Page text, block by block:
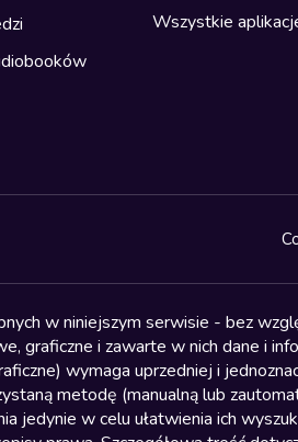
Wszystkie
w niniejszym serwisie - bez
graficzne i zawarte w nich dane i
wymaga uprzedniej i
metodę (manualną lub
jedynie w celu ułatwienia ich